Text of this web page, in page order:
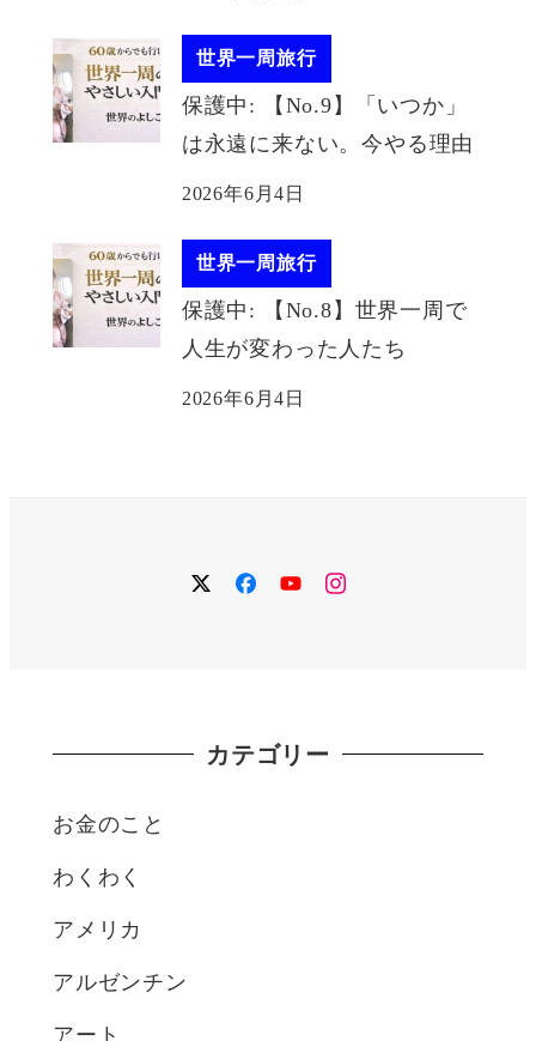
世界一周旅行
保護中: 【No.9】「いつか」
は永遠に来ない。今やる理由
2026年6月4日
世界一周旅行
保護中: 【No.8】世界一周で
人生が変わった人たち
2026年6月4日
twitterfacebook
YouTubeinstagram
カテゴリー
お金のこと
わくわく
アメリカ
アルゼンチン
アート